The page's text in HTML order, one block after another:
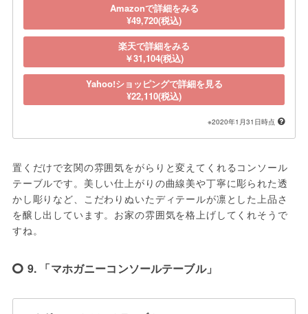
Amazonで詳細をみる
¥49,720(税込)
楽天で詳細をみる
￥31,104(税込)
Yahoo!ショッピングで詳細を見る
¥22,110(税込)
※2020年1月31日時点
置くだけで玄関の雰囲気をがらりと変えてくれるコンソール
テーブルです。美しい仕上がりの曲線美や丁寧に彫られた透
かし彫りなど、こだわりぬいたディテールが凛とした上品さ
を醸し出しています。お家の雰囲気を格上げしてくれそうで
すね。
9. 「マホガニーコンソールテーブル」